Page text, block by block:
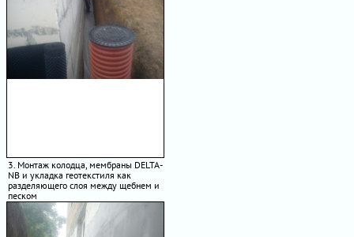
3. Монтаж колодца, мембраны DELTA-
NB и укладка геотекстиля как
разделяющего слоя между щебнем и
песком